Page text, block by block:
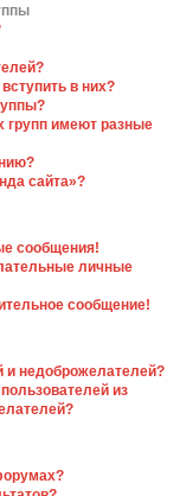
в них?
групп имеют разные
сайта»?
сообщения!
личные
сообщение!
и недоброжелателей?
из